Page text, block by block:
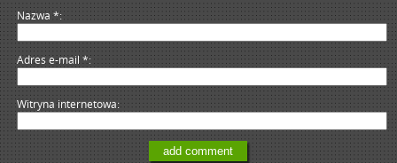
Nazwa*
Adres e-mail*
Witryna internetowa